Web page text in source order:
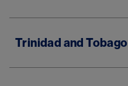
Trinidad and Tobago